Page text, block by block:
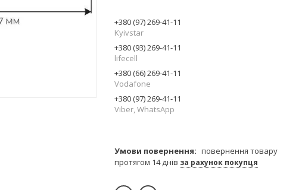
+380 (97) 269-41-11
Kyivstar
+380 (93) 269-41-11
lifecell
+380 (66) 269-41-11
Vodafone
+380 (97) 269-41-11
Viber, WhatsApp
повернення товару
протягом 14 днів за рахунок покупця